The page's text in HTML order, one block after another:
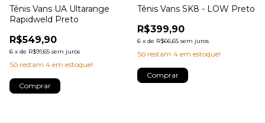
Tênis Vans UA Ultarange
Rapidweld Preto
R$549,90
6 x de R$91,65 sem juros
Só restam 4 em estoque!
Comprar
Tênis Vans SK8 - LOW Preto
R$399,90
6 x de R$66,65 sem juros
Só restam 4 em estoque!
Comprar